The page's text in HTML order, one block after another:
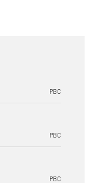
PBC
PBC
PBC